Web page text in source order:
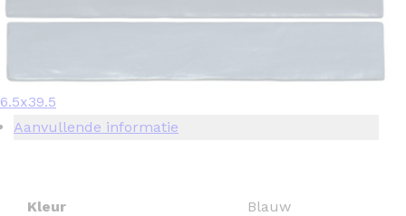
6.5x39.5
Aanvullende informatie
Kleur Blauw